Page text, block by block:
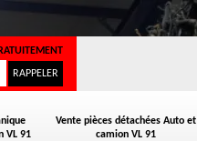
VL 91
Vente pièces détachées Auto et
camion VL 91